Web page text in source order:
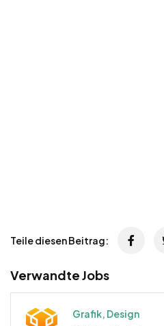
Teile diesen Beitrag:
Verwandte Jobs
Grafik, Design